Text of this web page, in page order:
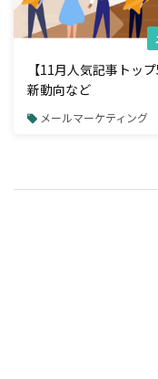
【11月人気記事トッ
新動向など
メールマーケティング